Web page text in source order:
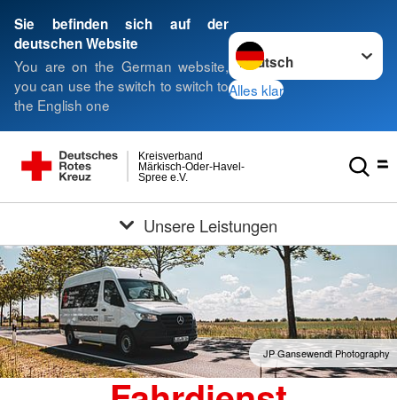
Sie befinden sich auf der
deutschen Website
You are on the German website,
you can use the switch to switch to
the English one
Sprache wechseln zu
Alles klar
Spree e.V.
Märkisch-Oder-Havel-
Kreisverband
Unsere Leistungen
JP Gansewendt Photography